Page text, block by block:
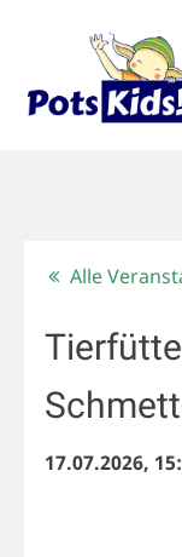
Alle
17.07.2026,